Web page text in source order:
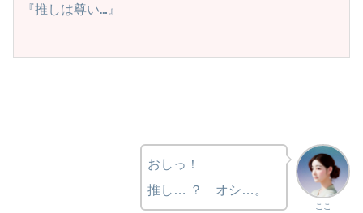
『推しは尊い…』
ここ
おしっ！
推し… ？ オシ…。